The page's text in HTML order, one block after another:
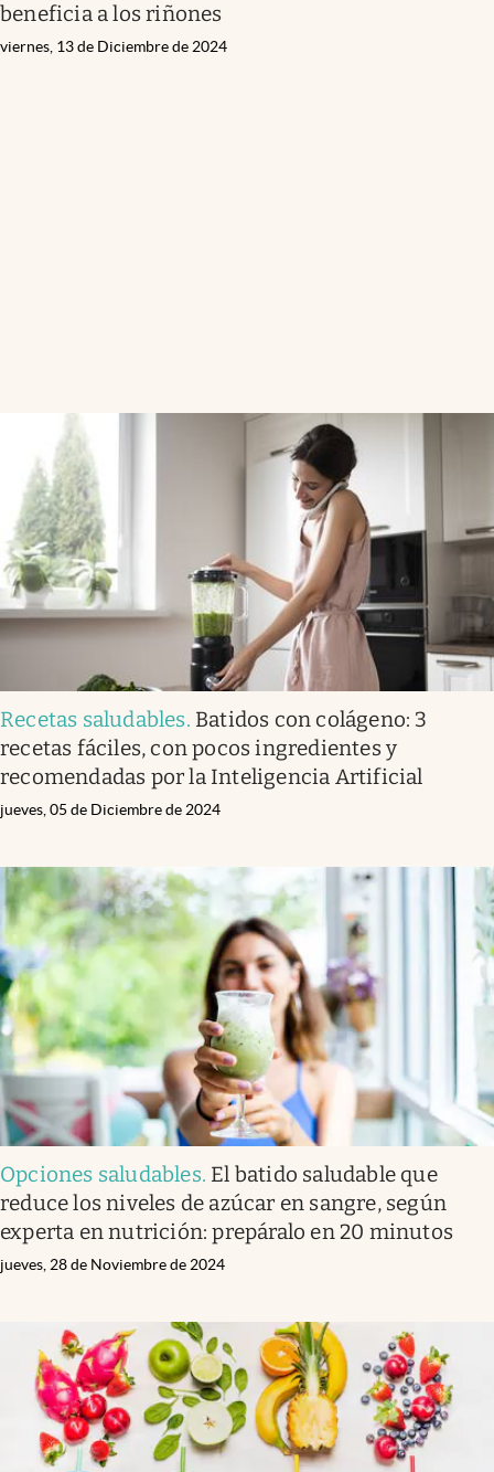
beneficia a los riñones
viernes, 13 de Diciembre de 2024
Recetas saludables. Batidos con colágeno: 3
recetas fáciles, con pocos ingredientes y
recomendadas por la Inteligencia Artificial
jueves, 05 de Diciembre de 2024
Opciones saludables. El batido saludable que
reduce los niveles de azúcar en sangre, según
experta en nutrición: prepáralo en 20 minutos
jueves, 28 de Noviembre de 2024